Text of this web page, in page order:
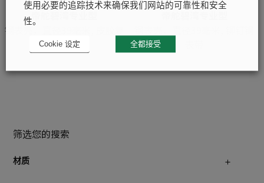
筛选您的搜索
材质
帝舵碧湾专业型
钢表壳，直径39毫米, 皮胶复
合表带
使用必要的追踪技术来确保我们网站的可靠性和安全
性。
Cookie 设定 全都接受